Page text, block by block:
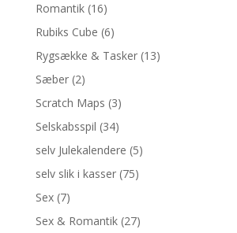
Romantik (16)
Rubiks Cube (6)
Rygsække & Tasker (13)
Sæber (2)
Scratch Maps (3)
Selskabsspil (34)
selv Julekalendere (5)
selv slik i kasser (75)
Sex (7)
Sex & Romantik (27)